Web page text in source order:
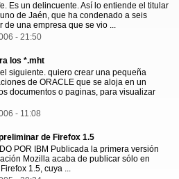
Es un delincuente. Así lo entiende el titular
de Jaén, que ha condenado a seis
de una empresa que se vio ...
- 21:50
los *.mht
siguiente. quiero crear una pequeña
de ORACLE que se aloja en un
documentos o paginas, para visualizar
- 11:08
de Firefox 1.5
POR IBM Publicada la primera versión
Mozilla acaba de publicar sólo en
1.5, cuya ...